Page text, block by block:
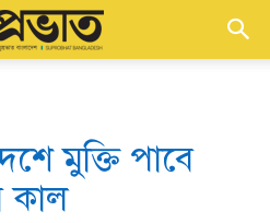
মুক্তি পাবে
কাল